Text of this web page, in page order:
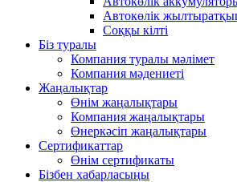
Автокөлік
Соққы кілті
Біз туралы
Компания туралы мәлімет
Компания мәдениеті
Жаңалықтар
Өнім жаңалықтары
Компания жаңалықтары
Өнеркәсіп жаңалықтары
Сертификаттар
Өнім сертификаты
Бізбен хабарласыңы